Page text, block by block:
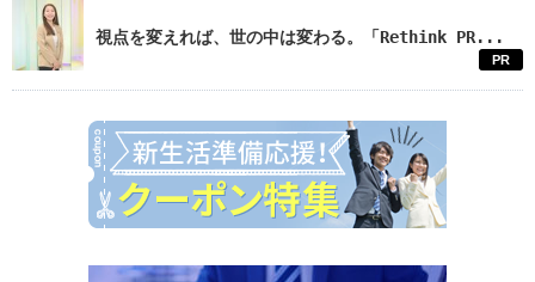
視点を変えれば、世の中は変わる。「Rethink PR...
PR